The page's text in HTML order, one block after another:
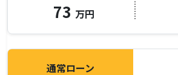
73 万円
通常ローン